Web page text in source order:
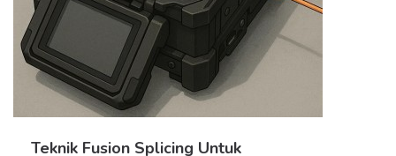
Teknik Fusion Splicing Untuk